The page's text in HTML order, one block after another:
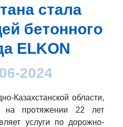
стала
бетонного
ELKON
2024
Казахстанской области,
на протяжении 22 лет
услуги по дорожно-